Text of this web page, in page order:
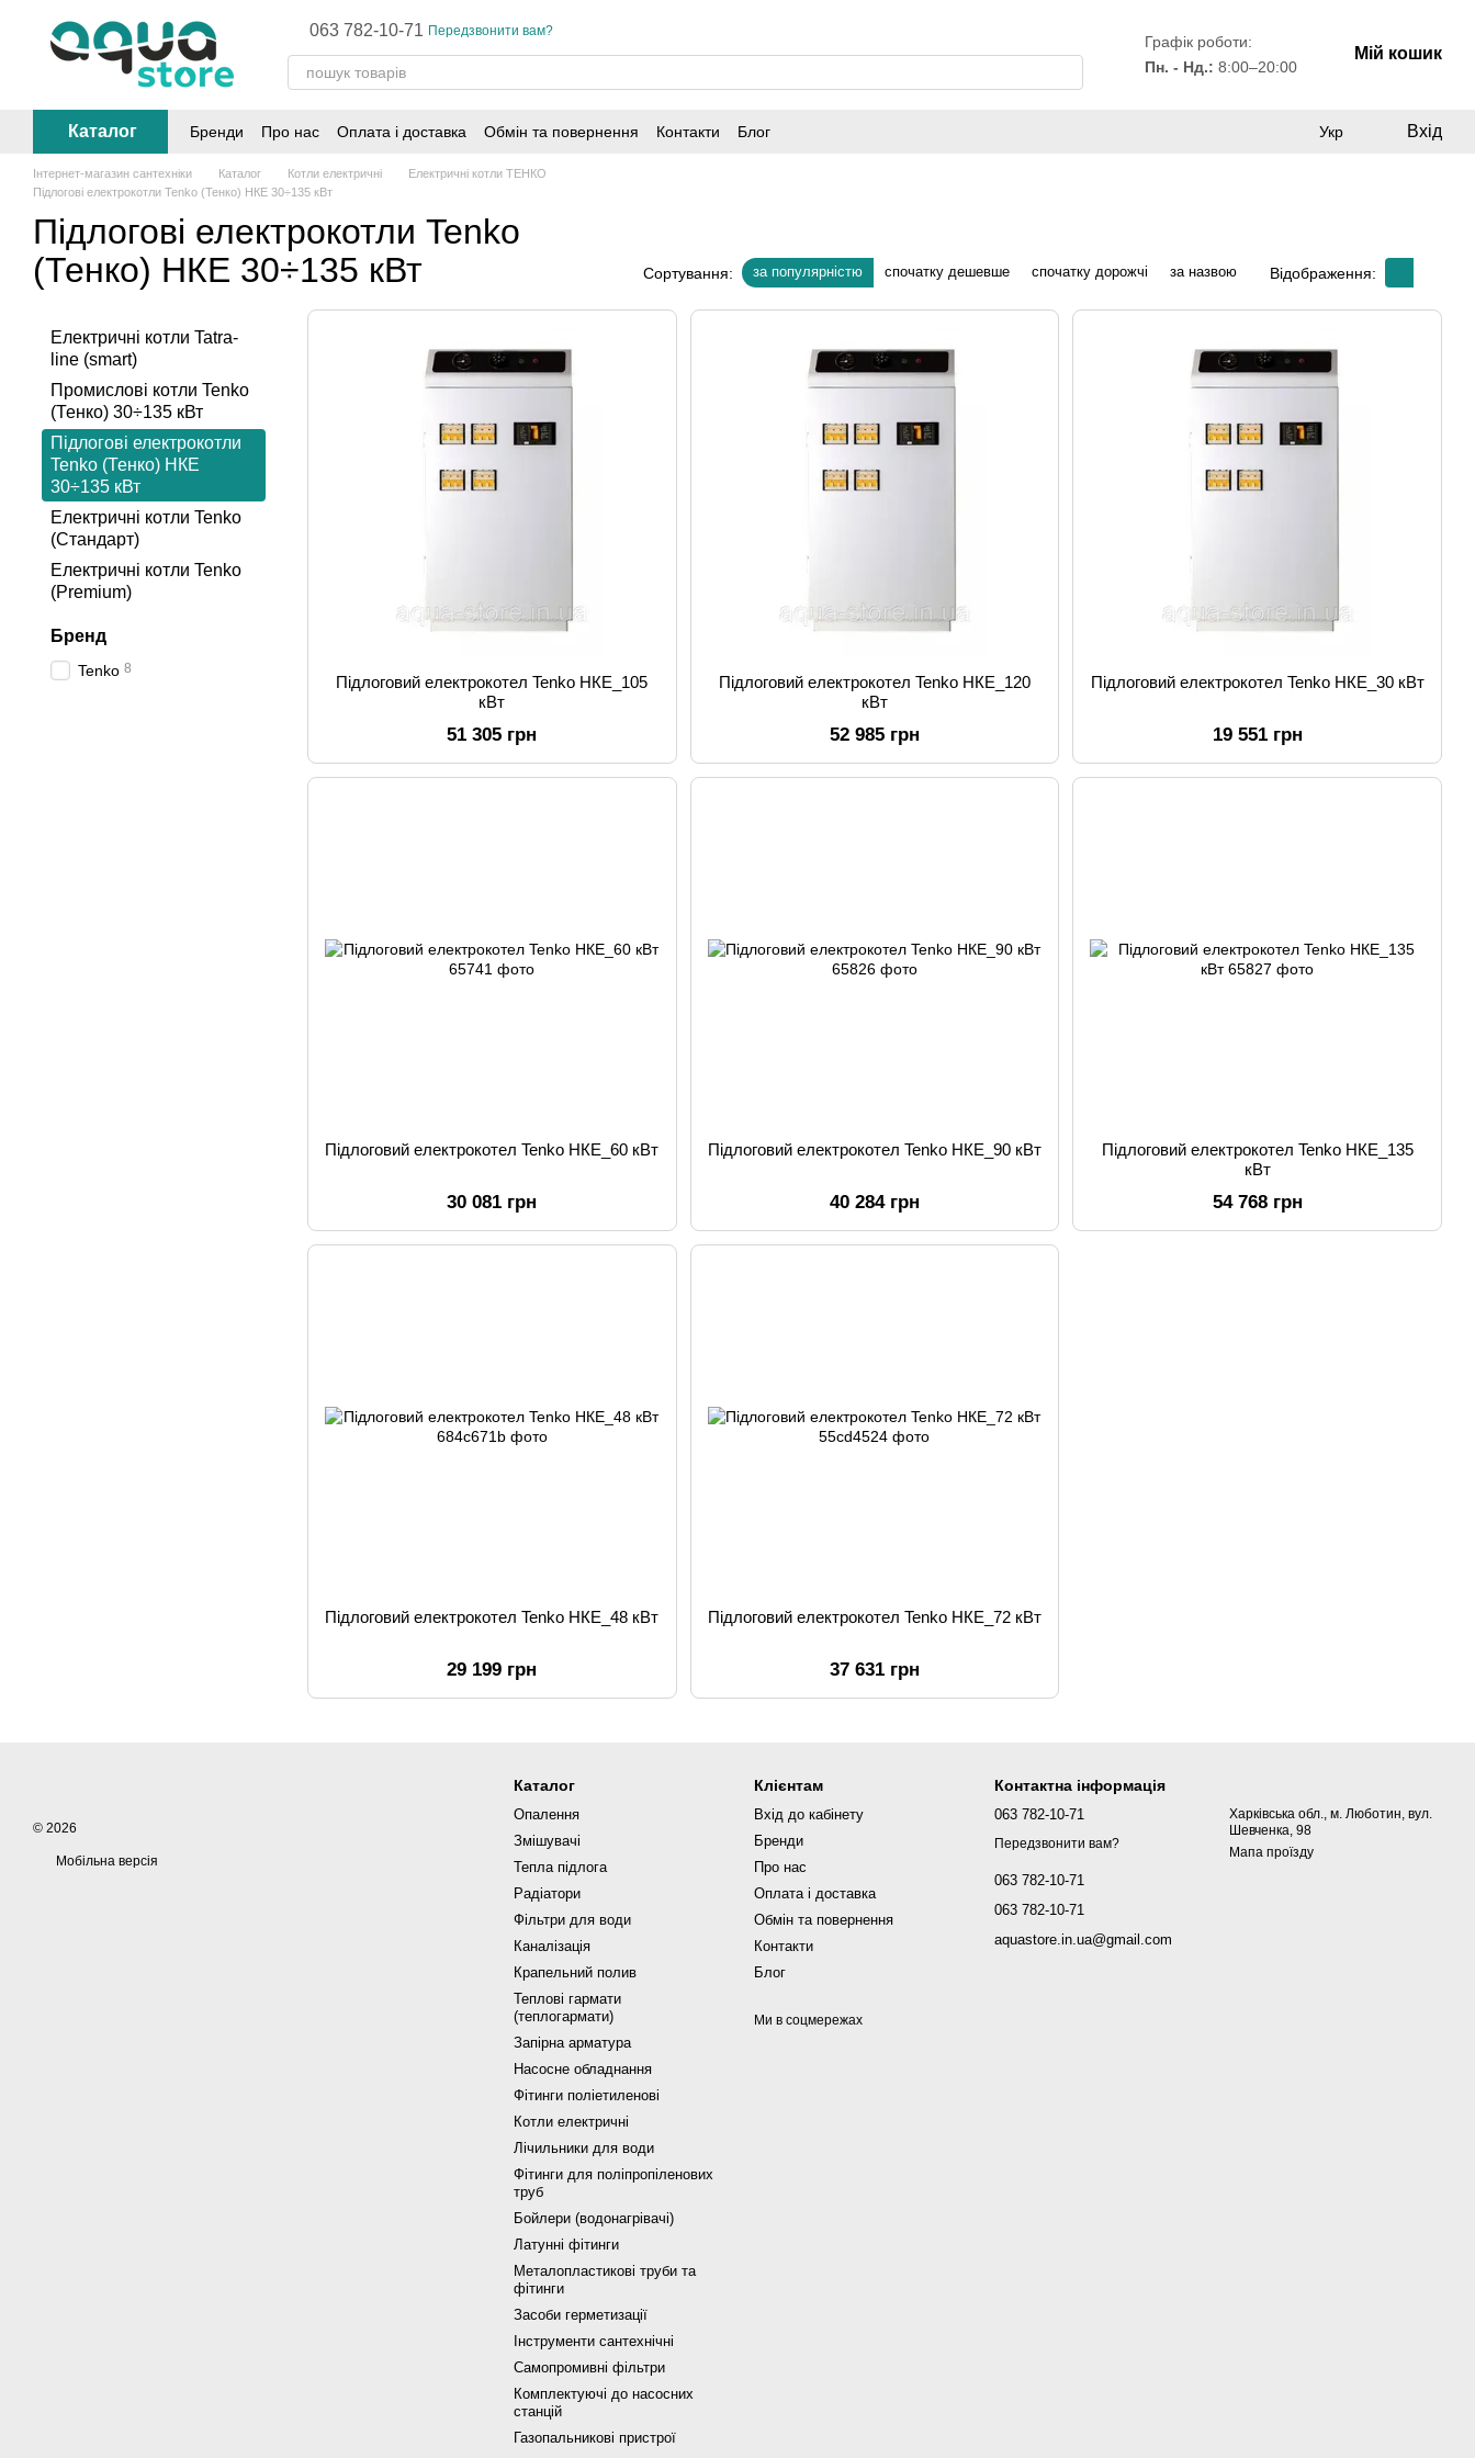
063 782-10-71 Передзвонити вам?
Графік роботи:
Пн. - Нд.: 8:00–20:00
Мій кошик
Каталог Бренди Про нас Оплата і доставка Обмін та повернення Контакти Блог Укр Вхід
Інтернет-магазин сантехніки Каталог Котли електричні
Електричні котли ТЕНКО
Підлогові електрокотли Tenko (Тенко) НКЕ 30÷135 кВт
Підлогові електрокотли Tenko
(Тенко) НКЕ 30÷135 кВт
Сортування: за популярністю спочатку дешевше спочатку дорожчі за назвою Відображення:
Підлоговий електрокотел Tenko НКЕ_105
кВт
51 305 грн
Підлоговий електрокотел Tenko НКЕ_120
кВт
52 985 грн
Підлоговий електрокотел Tenko НКЕ_30 кВт
19 551 грн
Підлоговий електрокотел Tenko НКЕ_60 кВт
30 081 грн
Підлоговий електрокотел Tenko НКЕ_90 кВт
40 284 грн
Підлоговий електрокотел Tenko НКЕ_135
кВт
54 768 грн
Підлоговий електрокотел Tenko НКЕ_48 кВт
29 199 грн
Підлоговий електрокотел Tenko НКЕ_72 кВт
37 631 грн
Електричні котли Tatra-
line (smart)
Промислові котли Tenko
(Тенко) 30÷135 кВт
Підлогові електрокотли
Tenko (Тенко) НКЕ
30÷135 кВт
Електричні котли Tenko
(Стандарт)
Електричні котли Tenko
(Premium)
Бренд
Tenko 8
© 2026
Мобільна версія
Каталог
Опалення
Змішувачі
Тепла підлога
Радіатори
Фільтри для води
Каналізація
Крапельний полив
Теплові гармати
(теплогармати)
Запірна арматура
Насосне обладнання
Фітинги поліетиленові
Котли електричні
Лічильники для води
Фітинги для поліпропіленових
труб
Бойлери (водонагрівачі)
Латунні фітинги
Металопластикові труби та
фітинги
Засоби герметизації
Інструменти сантехнічні
Самопромивні фільтри
Комплектуючі до насосних
станцій
Газопальникові пристрої
Клієнтам
Вхід до кабінету
Бренди
Про нас
Оплата і доставка
Обмін та повернення
Контакти
Блог
Ми в соцмережах
Контактна інформація
063 782-10-71
Передзвонити вам?
063 782-10-71
063 782-10-71
aquastore.in.ua@gmail.com
Харківська обл., м. Люботин, вул.
Шевченка, 98
Мапа проїзду